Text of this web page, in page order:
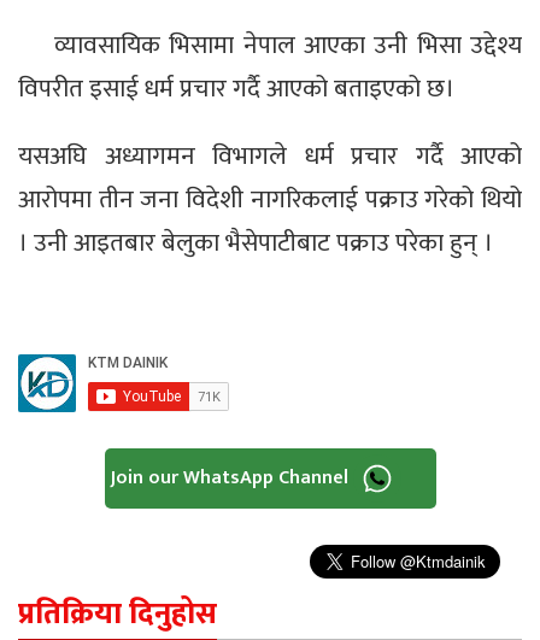
व्यावसायिक भिसामा नेपाल आएका उनी भिसा उद्देश्य
विपरीत इसाई धर्म प्रचार गर्दै आएको बताइएको छ।
यसअघि अध्यागमन विभागले धर्म प्रचार गर्दै आएको
आरोपमा तीन जना विदेशी नागरिकलाई पक्राउ गरेको थियो
। उनी आइतबार बेलुका भैसेपाटीबाट पक्राउ परेका हुन् ।
Join our WhatsApp Channel
प्रतिक्रिया दिनुहोस